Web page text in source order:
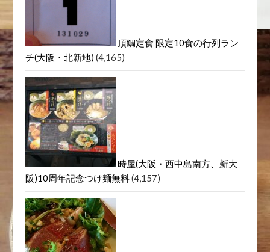
頂鯛定食 限定10食の行列ラン
チ(大阪・北新地) (4,165)
時屋(大阪・西中島南方、新大
阪)10周年記念つけ麺無料(4,157)